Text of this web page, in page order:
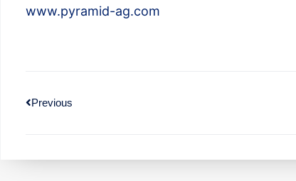
www.pyramid-ag.com
Previous